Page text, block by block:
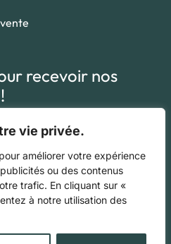
vie privée.
améliorer votre expérience
ou des contenus
trafic. En cliquant sur «
à notre utilisation des
recevoir nos
vous confirmez que vous
conditions d’utilisation
soumises via ce formulaire.